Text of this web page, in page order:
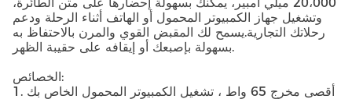
وتشغيل جهاز الكمبيوتر المحمول أو الهاتف أثناء الرحلة ودعم
رحلاتك التجارية.يسمح لك المقبض القوي والمرن بالاحتفاظ به
بسهولة بإصبعك أو إيقافه على حقيبة الظهر.
الخصائص:
1. أقصى مخرج 65 واط ، تشغيل الكمبيوتر المحمول الخاص بك